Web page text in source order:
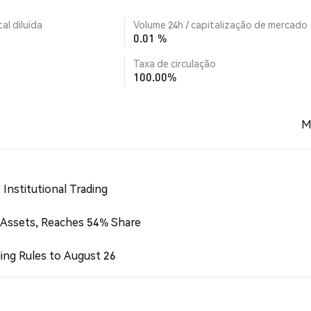
diluída Volume 24h / capitalização de mercado
0.01 %
Taxa de circulação
100.00%
Institutional Trading
Reaches 54% Share
Rules to August 26